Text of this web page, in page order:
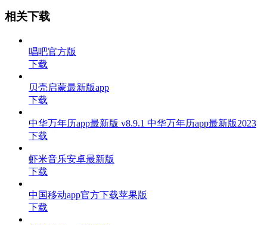
相关下载
唱吧官方版
下载
贝壳启蒙最新版app
下载
中华万年历app最新版 v8.9.1 中华万年历app最新版2023
下载
虾米音乐安卓最新版
下载
中国移动app官方下载苹果版
下载